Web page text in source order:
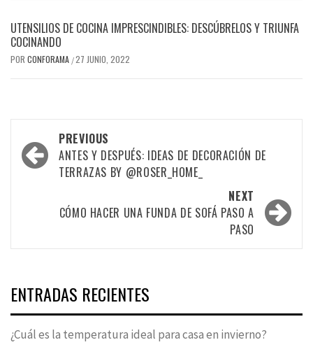
UTENSILIOS DE COCINA IMPRESCINDIBLES: DESCÚBRELOS Y TRIUNFA
COCINANDO
POR CONFORAMA /27 JUNIO, 2022
Post
navigation
PREVIOUS
ANTES Y DESPUÉS: IDEAS DE DECORACIÓN DE
TERRAZAS BY @ROSER_HOME_
NEXT
CÓMO HACER UNA FUNDA DE SOFÁ PASO A
PASO
ENTRADAS RECIENTES
¿Cuál es la temperatura ideal para casa en invierno?